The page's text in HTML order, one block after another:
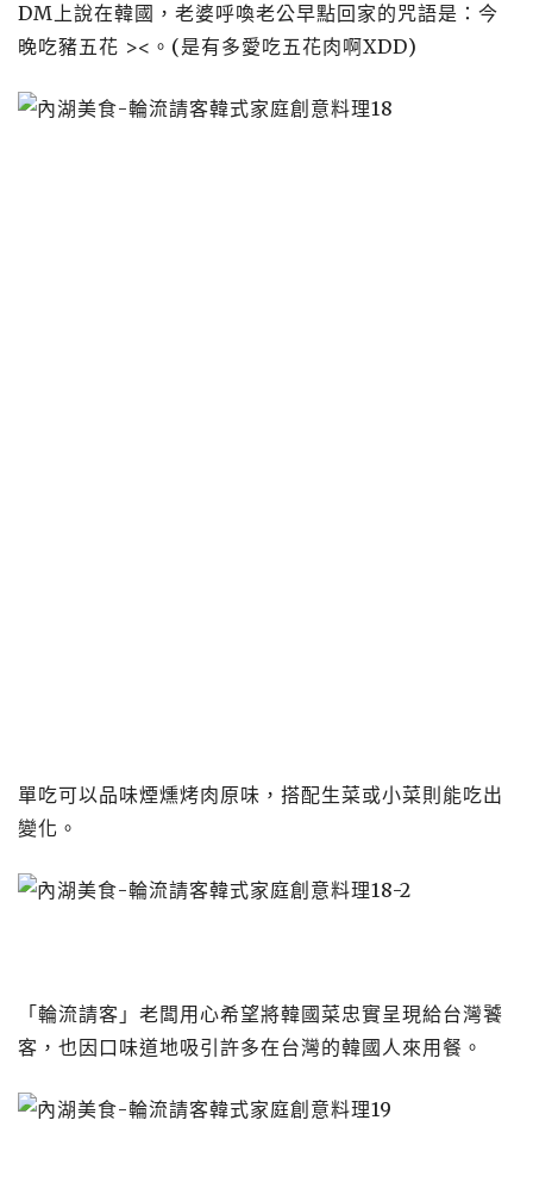
DM上說在韓國，老婆呼喚老公早點回家的咒語是：今
晚吃豬五花 ><。(是有多愛吃五花肉啊XDD)
單吃可以品味煙燻烤肉原味，搭配生菜或小菜則能吃出
變化。
「輪流請客」老闆用心希望將韓國菜忠實呈現給台灣饕
客，也因口味道地吸引許多在台灣的韓國人來用餐。